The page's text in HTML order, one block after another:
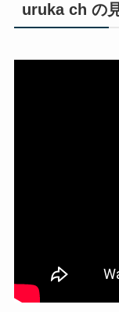
uruka ch の